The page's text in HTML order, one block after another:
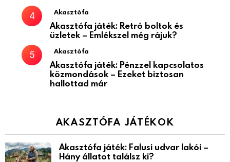
Akasztófa
Akasztófa játék: Retró boltok és
üzletek – Emlékszel még rájuk?
Akasztófa
Akasztófa játék: Pénzzel kapcsolatos
közmondások – Ezeket biztosan
hallottad már
AKASZTÓFA JÁTÉKOK
Akasztófa játék: Falusi udvar lakói –
Hány állatot találsz ki?